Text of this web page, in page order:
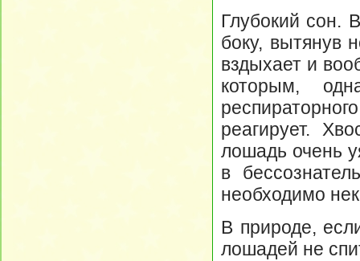
Глубокий сон.
боку, вытянув
вздыхает и
которым,
реагирует.
лошадь очень
в
необходимо
В природе,
лошадей не